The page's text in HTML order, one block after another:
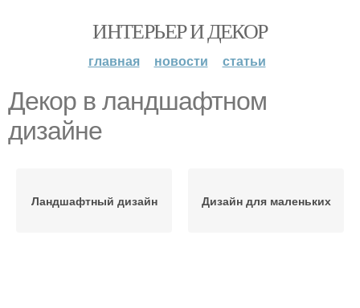
ИНТЕРЬЕР И ДЕКОР
главная новости статьи
Декор в ландшафтном
дизайне
Ландшафтный дизайн Дизайн для маленьких